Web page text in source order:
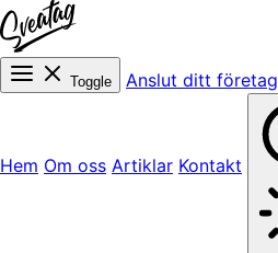
Toggle Anslut ditt företag
Hem Om oss Artiklar Kontakt